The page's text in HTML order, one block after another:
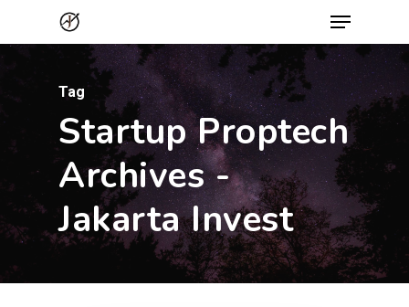
to
main
content
Menu
Tag
Startup Proptech
Archives -
Jakarta Invest
Close
Menu